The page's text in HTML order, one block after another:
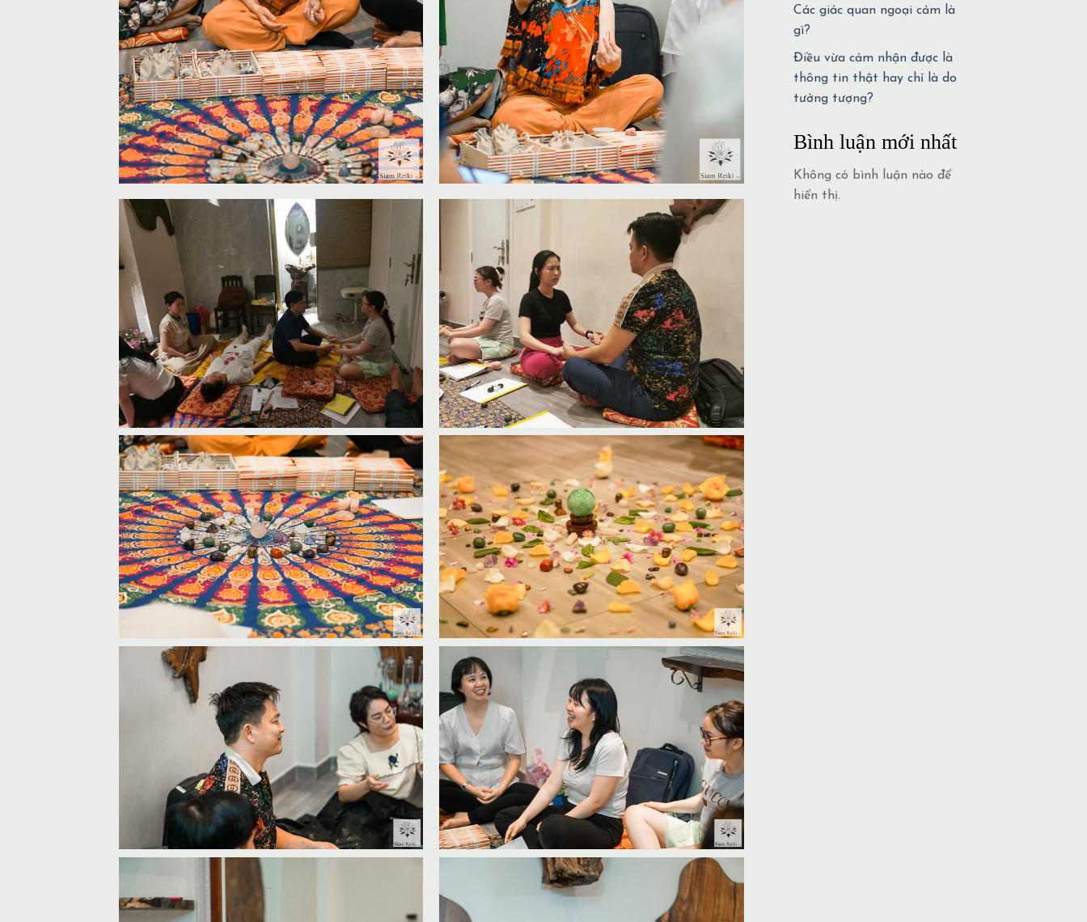
Các giác quan ngoại cảm là
gì?
Điều vừa cảm nhận được là
thông tin thật hay chỉ là do
tưởng tượng?
Bình luận mới nhất
Không có bình luận nào để
hiển thị.